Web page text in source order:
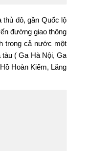
đô, gần Quốc lộ
đường giao thông
trong cả nước một
( Ga Hà Nội, Ga
Hoàn Kiếm, Lăng